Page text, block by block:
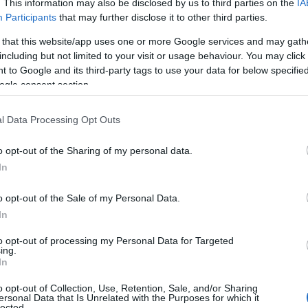
This information may also be disclosed by us to third parties on the
Participants that may further disclose it to other third parties.
that this website/app uses one or more Google services and may
but not limited to your visit or usage behaviour. You may
to Google and its third-party tags to use your data for below
consent section.
Data Processing Opt Outs
opt-out of the Sharing of my personal data.
opt-out of the Sale of my Personal Data.
opt-out of processing my Personal Data for Targeted
opt-out of Collection, Use, Retention, Sale, and/or Sharing
Data that Is Unrelated with the Purposes for which it
με τον αντιδήμαρχο Αλιβερίου Γιώργο
της Τοπικής Κοινότητας Αλιβερίου μας
αλλά και ο κεντρικός δρόμος Αλιβερίου
μεγάλη προσοχή από τους οδηγούς και
να μην γίνονται άσκοπες μετακινήσεις.
όλο το δήμο και τα δημοτικά